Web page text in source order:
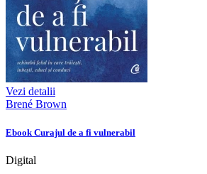
Vezi detalii
Brené Brown
Ebook Curajul de a fi vulnerabil
Digital